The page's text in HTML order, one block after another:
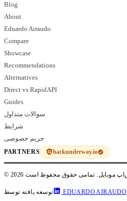
Blog
About
Eduardo Airaudo
Compare
Showcase
Recommendations
Alternatives
Direct vs RapidAPI
Guides
سوالات متداول
شرایط
حریم خصوصی
PARTNERS hackunderway.io
توسعه یافته توسط EDUARDO AIRAUDO